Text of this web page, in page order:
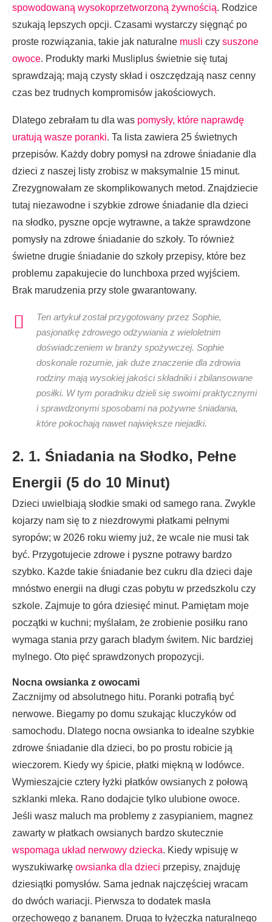
spowodowaną wysokoprzetworzoną żywnością. Rodzice
szukają lepszych opcji. Czasami wystarczy sięgnąć po
proste rozwiązania, takie jak naturalne musli czy suszone
owoce. Produkty marki Musliplus świetnie się tutaj
sprawdzają; mają czysty skład i oszczędzają nasz cenny
czas bez trudnych kompromisów jakościowych.
Dlatego zebrałam tu dla was pomysły, które naprawdę
uratują wasze poranki. Ta lista zawiera 25 świetnych
przepisów. Każdy dobry pomysł na zdrowe śniadanie dla
dzieci z naszej listy zrobisz w maksymalnie 15 minut.
Zrezygnowałam ze skomplikowanych metod. Znajdziecie
tutaj niezawodne i szybkie zdrowe śniadanie dla dzieci
na słodko, pyszne opcje wytrawne, a także sprawdzone
pomysły na zdrowe śniadanie do szkoły. To również
świetne drugie śniadanie do szkoły przepisy, które bez
problemu zapakujecie do lunchboxa przed wyjściem.
Brak marudzenia przy stole gwarantowany.
Ten artykuł został przygotowany przez Sophie,
pasjonatkę zdrowego odżywiania z wieloletnim
doświadczeniem w branży spożywczej. Sophie
doskonale rozumie, jak duże znaczenie dla zdrowia
rodziny mają wysokiej jakości składniki i zbilansowane
posiłki. W tym poradniku dzieli się swoimi praktycznymi
i sprawdzonymi sposobami na pożywne śniadania,
które pokochają nawet największe niejadki.
2. 1. Śniadania na Słodko, Pełne
Energii (5 do 10 Minut)
Dzieci uwielbiają słodkie smaki od samego rana. Zwykle
kojarzy nam się to z niezdrowymi płatkami pełnymi
syropów; w 2026 roku wiemy już, że wcale nie musi tak
być. Przygotujecie zdrowe i pyszne potrawy bardzo
szybko. Każde takie śniadanie bez cukru dla dzieci daje
mnóstwo energii na długi czas pobytu w przedszkolu czy
szkole. Zajmuje to góra dziesięć minut. Pamiętam moje
początki w kuchni; myślałam, że zrobienie posiłku rano
wymaga stania przy garach bladym świtem. Nic bardziej
mylnego. Oto pięć sprawdzonych propozycji.
Nocna owsianka z owocami
Zacznijmy od absolutnego hitu. Poranki potrafią być
nerwowe. Biegamy po domu szukając kluczyków od
samochodu. Dlatego nocna owsianka to idealne szybkie
zdrowe śniadanie dla dzieci, bo po prostu robicie ją
wieczorem. Kiedy wy śpicie, płatki miękną w lodówce.
Wymieszajcie cztery łyżki płatków owsianych z połową
szklanki mleka. Rano dodajcie tylko ulubione owoce.
Jeśli wasz maluch ma problemy z zasypianiem, magnez
zawarty w płatkach owsianych bardzo skutecznie
wspomaga układ nerwowy dziecka. Kiedy wpisuję w
wyszukiwarkę owsianka dla dzieci przepisy, znajduję
dziesiątki pomysłów. Sama jednak najczęściej wracam
do dwóch wariacji. Pierwsza to dodatek masła
orzechowego z bananem. Druga to łyżeczka naturalnego